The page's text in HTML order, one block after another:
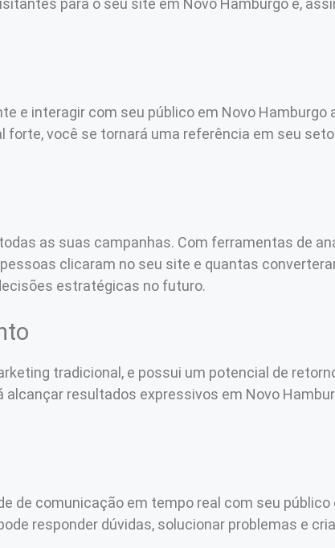
para o seu site em Novo Hamburgo e,
e interagir com seu público em Novo Hamburgo
você se tornará uma referência em seu
as suas campanhas. Com ferramentas de
clicaram no seu site e quantas
estratégicas no futuro.
tradicional, e possui um potencial de
resultados expressivos em Novo
de comunicação em tempo real com seu público
responder dúvidas, solucionar problemas e